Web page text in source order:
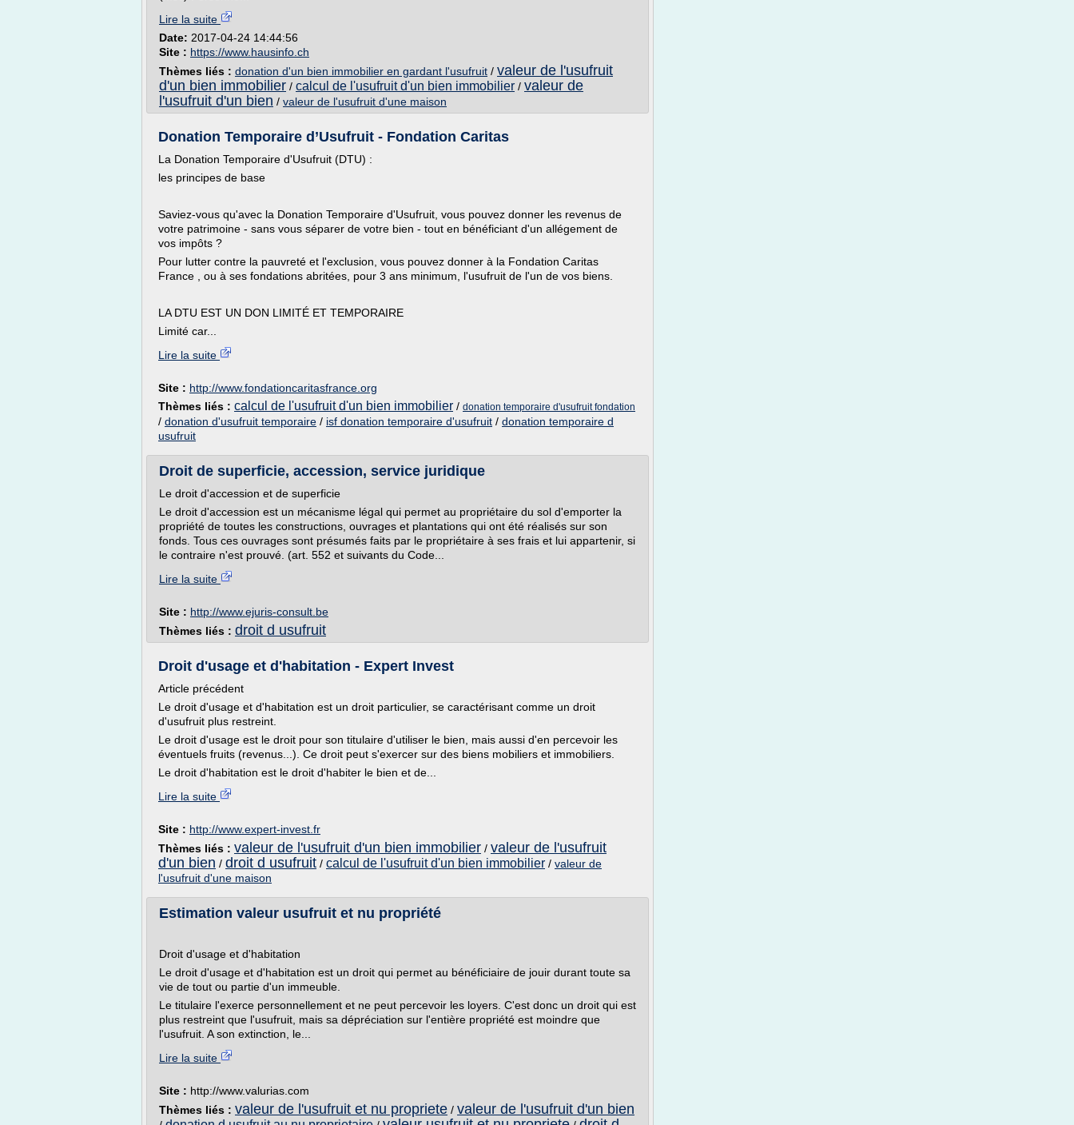
Lire la suite
Date: 2017-04-24 14:44:56
Site : https://www.hausinfo.ch
Thèmes liés : donation d'un bien immobilier en gardant l'usufruit / valeur de l'usufruit
d'un bien immobilier / calcul de l'usufruit d'un bien immobilier / valeur de
l'usufruit d'un bien / valeur de l'usufruit d'une maison
Donation Temporaire d’Usufruit - Fondation Caritas
La Donation Temporaire d'Usufruit (DTU) :
les principes de base
Saviez-vous qu'avec la Donation Temporaire d'Usufruit, vous pouvez donner les revenus de
votre patrimoine - sans vous séparer de votre bien - tout en bénéficiant d'un allégement de
vos impôts ?
Pour lutter contre la pauvreté et l'exclusion, vous pouvez donner à la Fondation Caritas
France , ou à ses fondations abritées, pour 3 ans minimum, l'usufruit de l'un de vos biens.
LA DTU EST UN DON LIMITÉ ET TEMPORAIRE
Limité car...
Lire la suite
Site : http://www.fondationcaritasfrance.org
Thèmes liés : calcul de l'usufruit d'un bien immobilier / donation temporaire d'usufruit fondation
/ donation d'usufruit temporaire / isf donation temporaire d'usufruit / donation temporaire d
usufruit
Droit de superficie, accession, service juridique
Le droit d'accession et de superficie
Le droit d'accession est un mécanisme légal qui permet au propriétaire du sol d'emporter la
propriété de toutes les constructions, ouvrages et plantations qui ont été réalisés sur son
fonds. Tous ces ouvrages sont présumés faits par le propriétaire à ses frais et lui appartenir, si
le contraire n'est prouvé. (art. 552 et suivants du Code...
Lire la suite
Site : http://www.ejuris-consult.be
Thèmes liés : droit d usufruit
Droit d'usage et d'habitation - Expert Invest
Article précédent
Le droit d'usage et d'habitation est un droit particulier, se caractérisant comme un droit
d'usufruit plus restreint.
Le droit d'usage est le droit pour son titulaire d'utiliser le bien, mais aussi d'en percevoir les
éventuels fruits (revenus...). Ce droit peut s'exercer sur des biens mobiliers et immobiliers.
Le droit d'habitation est le droit d'habiter le bien et de...
Lire la suite
Site : http://www.expert-invest.fr
Thèmes liés : valeur de l'usufruit d'un bien immobilier / valeur de l'usufruit
d'un bien / droit d usufruit / calcul de l'usufruit d'un bien immobilier / valeur de
l'usufruit d'une maison
Estimation valeur usufruit et nu propriété
Droit d'usage et d'habitation
Le droit d'usage et d'habitation est un droit qui permet au bénéficiaire de jouir durant toute sa
vie de tout ou partie d'un immeuble.
Le titulaire l'exerce personnellement et ne peut percevoir les loyers. C'est donc un droit qui est
plus restreint que l'usufruit, mais sa dépréciation sur l'entière propriété est moindre que
l'usufruit. A son extinction, le...
Lire la suite
Site : http://www.valurias.com
Thèmes liés : valeur de l'usufruit et nu propriete / valeur de l'usufruit d'un bien